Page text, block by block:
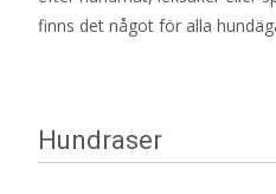
finns det något för alla
Hundraser